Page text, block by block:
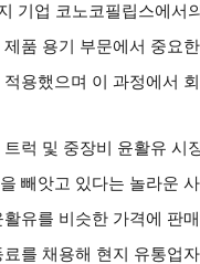
기업 코노코필립스에서
제품 용기 부문에서 중요
적용했으며 이 과정에서
트럭 및 중장비 윤활유 시
빼앗고 있다는 놀라운
활유를 비슷한 가격에 판
료를 채용해 현지 유통업